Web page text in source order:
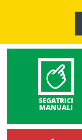
SEGATRICI
MANUALI